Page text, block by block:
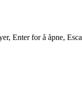
Enter for å åpne,